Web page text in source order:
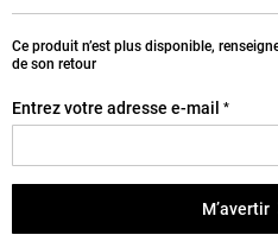
Ce produit n’est plus disponible,
de son retour
Entrez votre adresse e-mail *
M’avertir